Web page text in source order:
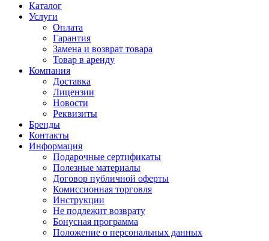
Каталог
Услуги
Оплата
Гарантия
Замена и возврат товара
Товар в аренду
Компания
Доставка
Лицензии
Новости
Реквизиты
Бренды
Контакты
Информация
Подарочные сертификаты
Полезные материалы
Договор публичной оферты
Комиссионная торговля
Инструкции
Не подлежит возврату
Бонусная программа
Положение о персональных данных